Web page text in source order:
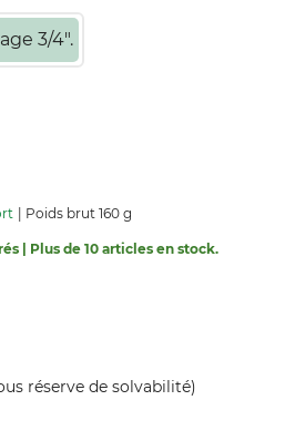
3/4".
Poids brut 160 g
| Plus de 10 articles en stock.
réserve de solvabilité)